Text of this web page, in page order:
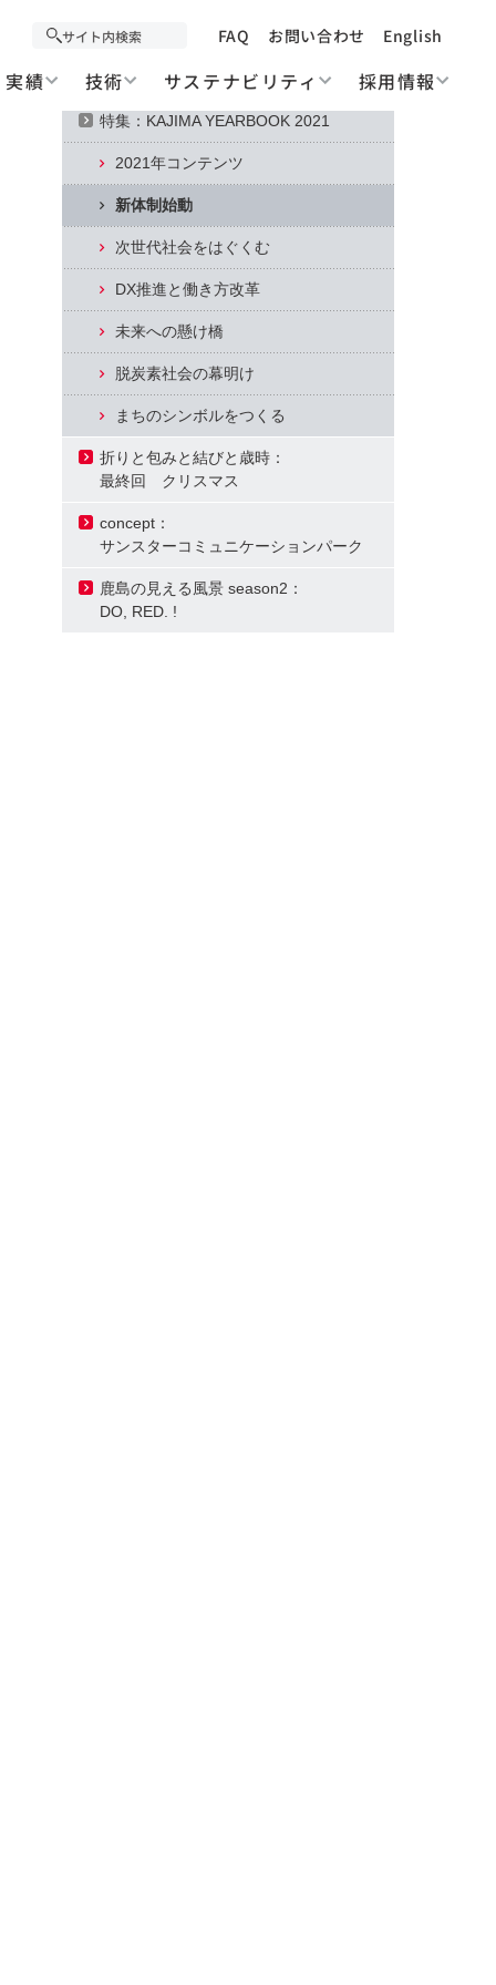
FAQ お問い合わせ English
実績 技術 サステナビリティ 採用情報
Contents December 2021
Cover Photo: 今月の写真
特集：KAJIMA YEARBOOK 2021
2021年コンテンツ
新体制始動
次世代社会をはぐくむ
DX推進と働き方改革
未来への懸け橋
脱炭素社会の幕明け
まちのシンボルをつくる
折りと包みと結びと歳時：
最終回 クリスマス
concept：
サンスターコミュニケーションパーク
鹿島の見える風景 season2：
DO, RED. !